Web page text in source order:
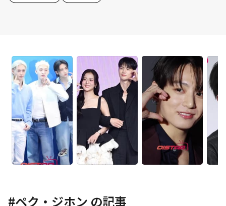
#ペク・ジホン の記事